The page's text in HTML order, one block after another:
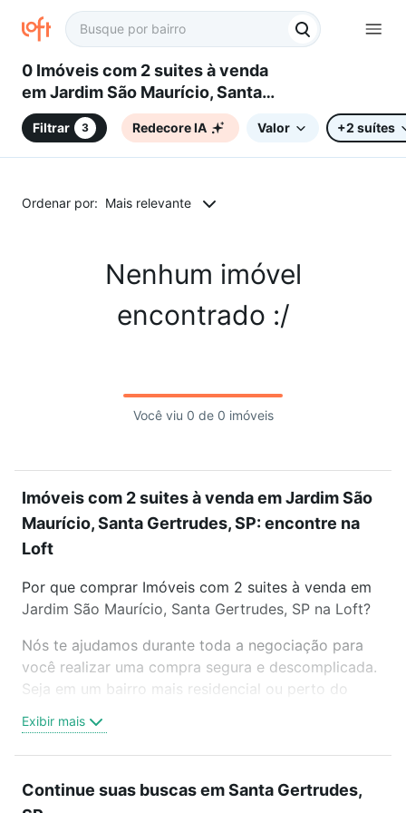
0 Imóveis com 2 suites à venda
em Jardim São Maurício, Santa
Gertrudes, SP
Filtrar 3 Redecore IA Valor +2 suítes
Ordenar por: Mais relevante
Nenhum imóvel
encontrado :/
Você viu 0 de 0 imóveis
Imóveis com 2 suites à venda em Jardim São
Maurício, Santa Gertrudes, SP: encontre na
Loft
Por que comprar Imóveis com 2 suites à venda em
Jardim São Maurício, Santa Gertrudes, SP na Loft?
Nós te ajudamos durante toda a negociação para
você realizar uma compra segura e descomplicada.
Seja em um bairro mais residencial ou perto do
oferta ideal de Imóveis com 2 suites à venda em
Jardim São Maurício, Santa Gertrudes, SP para
ou por videochamada, é grátis, sem compromisso e
Exibir mais
Continue suas buscas em Santa Gertrudes,